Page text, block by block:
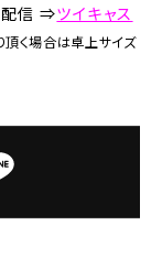
配信 ⇒ツイキャス
頂く場合は卓上サイズ